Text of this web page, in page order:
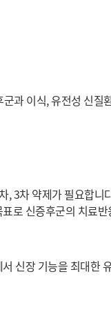
과 이식, 유전성 신질
3차 약제가 필요합니
로 신증후군의 치료
신장 기능을 최대한